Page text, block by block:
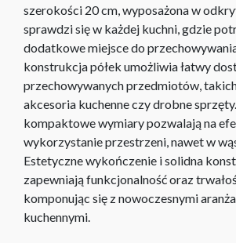
szerokości 20 cm, wyposażona w
sprawdzi się w każdej kuchni, gdzie
dodatkowe miejsce do
konstrukcja półek umożliwia łatwy
przechowywanych przedmiotów,
akcesoria kuchenne czy drobne
kompaktowe wymiary pozwalają na
wykorzystanie przestrzeni, nawet w
Estetyczne wykończenie i solidna
zapewniają funkcjonalność oraz
komponując się z nowoczesnymi
kuchennymi.